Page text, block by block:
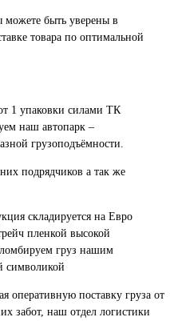
быть уверены в
товара по оптимальной
1 упаковки силами ТК
наш автопарк –
грузоподъёмности.
подрядчиков а так же
складируется на Евро
пленкой высокой
груз нашим
символикой
оперативную поставку груза от
забот, наш отдел логистики